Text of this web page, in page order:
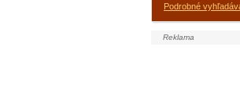
Podrobné